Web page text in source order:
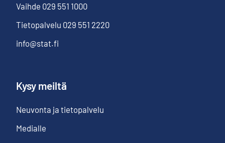
Vaihde 029 551 1000
Tietopalvelu 029 551 2220
info@stat.fi
Kysy meiltä
Neuvonta ja tietopalvelu
Medialle